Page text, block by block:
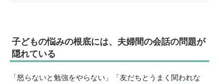
子どもの悩みの根底には、夫婦間の会話の問題が
隠れている
「怒らないと勉強をやらない」「友だちとうまく関われな